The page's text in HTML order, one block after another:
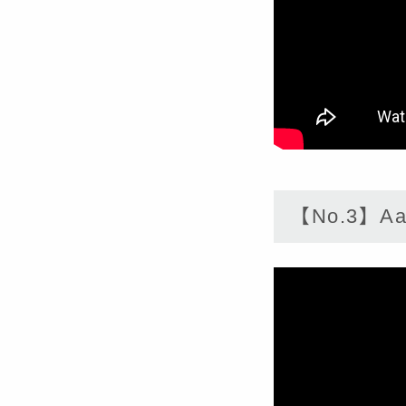
【No.3】